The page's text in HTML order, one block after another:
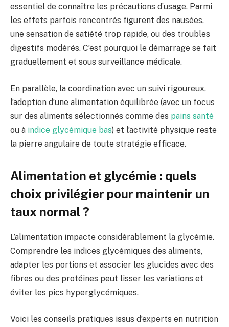
essentiel de connaître les précautions d’usage. Parmi
les effets parfois rencontrés figurent des nausées,
une sensation de satiété trop rapide, ou des troubles
digestifs modérés. C’est pourquoi le démarrage se fait
graduellement et sous surveillance médicale.
En parallèle, la coordination avec un suivi rigoureux,
l’adoption d’une alimentation équilibrée (avec un focus
sur des aliments sélectionnés comme des pains santé
ou à indice glycémique bas) et l’activité physique reste
la pierre angulaire de toute stratégie efficace.
Alimentation et glycémie : quels
choix privilégier pour maintenir un
taux normal ?
L’alimentation impacte considérablement la glycémie.
Comprendre les indices glycémiques des aliments,
adapter les portions et associer les glucides avec des
fibres ou des protéines peut lisser les variations et
éviter les pics hyperglycémiques.
Voici les conseils pratiques issus d’experts en nutrition